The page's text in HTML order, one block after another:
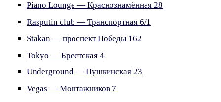
Piano Lounge — Краснознамённая 28
Rasputin club — Транспортная 6/1
Stakan — проспект Победы 162
Tokyo — Брестская 4
Underground — Пушкинская 23
Vegas — Монтажников 7